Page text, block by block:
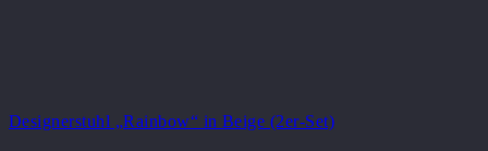
Designerstuhl „Rainbow“ in Beige (2er-Set)